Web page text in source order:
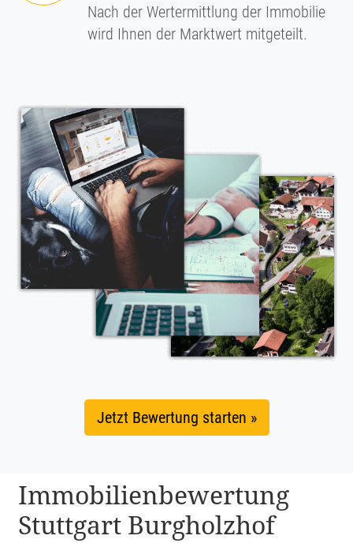
Nach der Wertermittlung der Immobilie
wird Ihnen der Marktwert mitgeteilt.
Jetzt Bewertung starten »
Immobi­li­en­be­wer­tung
Stuttgart Burgholzhof